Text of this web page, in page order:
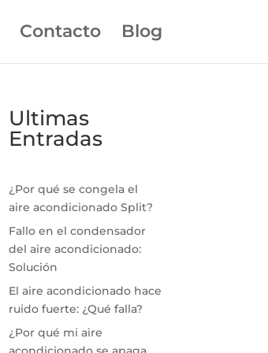
Contacto Blog
Ultimas
Entradas
¿Por qué se congela el
aire acondicionado Split?
Fallo en el condensador
del aire acondicionado:
Solución
El aire acondicionado hace
ruido fuerte: ¿Qué falla?
¿Por qué mi aire